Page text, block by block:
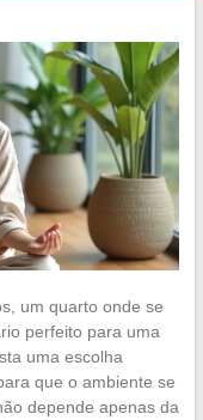
um quarto onde se
perfeito para uma
uma escolha
que o ambiente se
depende apenas da